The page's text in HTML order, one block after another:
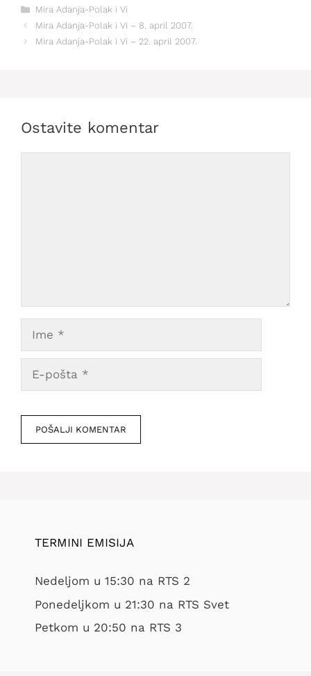
Kategorije
Mira Adanja-Polak i Vi
Mira Adanja-Polak i Vi – 8. april 2007.
Mira Adanja-Polak i Vi – 22. april 2007.
Ostavite komentar
pošta
mesto
TERMINI EMISIJA
Nedeljom u 15:30 na RTS 2
Ponedeljkom u 21:30 na RTS Svet
Petkom u 20:50 na RTS 3